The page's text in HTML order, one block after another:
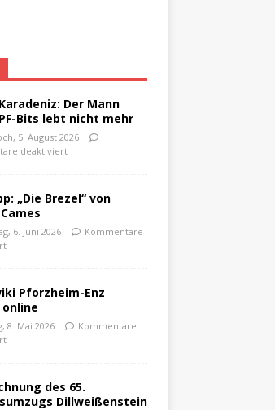
Der Mann
Bits lebt nicht mehr
5. August 2026
deaktiviert
„Die Brezel“ von
6. Juni 2026
Kommentare
Pforzheim-Enz
8. Mai 2026
Kommentare
des 65.
Dillweißenstein